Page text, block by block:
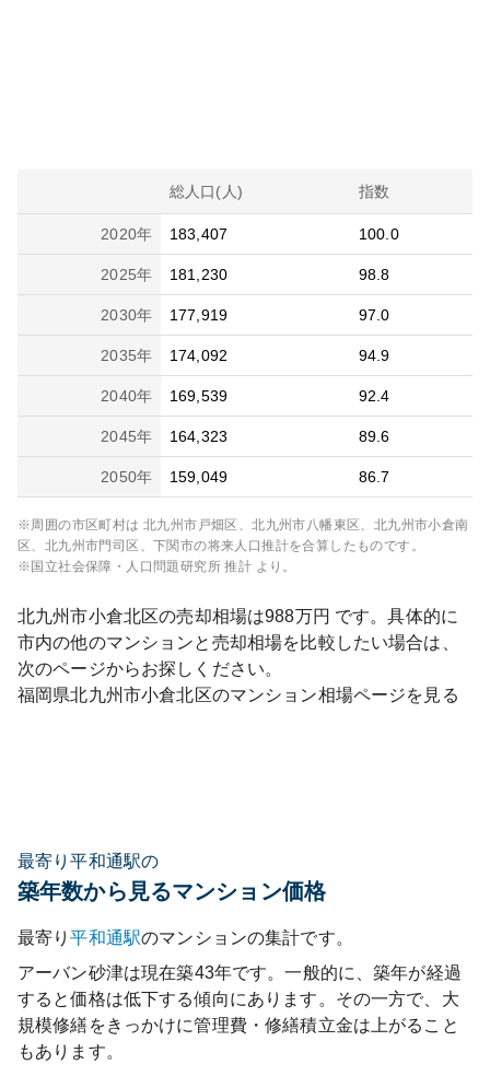
総人口(人) 指数
2020年 183,407 100.0
2025年 181,230 98.8
2030年 177,919 97.0
2035年 174,092 94.9
2040年 169,539 92.4
2045年 164,323 89.6
2050年 159,049 86.7
※周囲の市区町村は 北九州市戸畑区、北九州市八幡東区、北九州市小倉南
区、北九州市門司区、下関市の将来人口推計を合算したものです。
※国立社会保障・人口問題研究所 推計 より。
北九州市小倉北区の売却相場は988万円 です。具体的に
市内の他のマンションと売却相場を比較したい場合は、
次のページからお探しください。
福岡県北九州市小倉北区のマンション相場ページを見る
最寄り平和通駅の
築年数から見るマンション価格
最寄り平和通駅のマンションの集計です。
アーバン砂津は現在築43年です。一般的に、築年が経過
すると価格は低下する傾向にあります。その一方で、大
規模修繕をきっかけに管理費・修繕積立金は上がること
もあります。